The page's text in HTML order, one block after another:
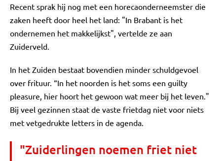
Recent sprak hij nog met een horecaonderneemster die
zaken heeft door heel het land: "In Brabant is het
ondernemen het makkelijkst", vertelde ze aan
Zuiderveld.
In het Zuiden bestaat bovendien minder schuldgevoel
over frituur. “In het noorden is het soms een guilty
pleasure, hier hoort het gewoon wat meer bij het leven."
Bij veel gezinnen staat de vaste frietdag niet voor niets
met vetgedrukte letters in de agenda.
"Zuiderlingen noemen friet niet